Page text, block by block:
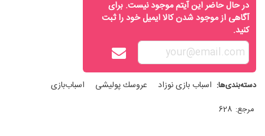
در حال حاضر این آیتم موجود نیست. برای
آگاهی از موجود شدن کالا ایمیل خود را ثبت
کنید.
دسته‌بندی‌ها: اسباب‌ بازی نوزاد عروسك پوليشی اسباب‌بازی
مرجع: 628